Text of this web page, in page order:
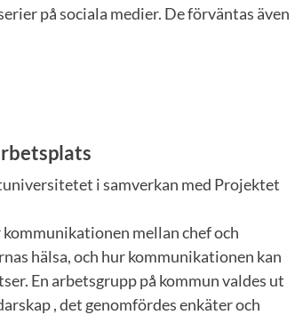
på sociala medier. De förväntas även
i samverkan med Projektet
mellan chef och
hälsa, och hur kommunikationen kan
En arbetsgrupp på kommun valdes ut
, det genomfördes enkäter och